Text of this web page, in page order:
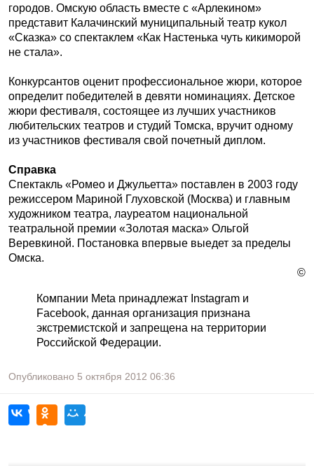
городов. Омскую область вместе с «Арлекином»
представит Калачинский муниципальный театр кукол
«Сказка» со спектаклем «Как Настенька чуть кикиморой
не стала».
Конкурсантов оценит профессиональное жюри, которое
определит победителей в девяти номинациях. Детское
жюри фестиваля, состоящее из лучших участников
любительских театров и студий Томска, вручит одному
из участников фестиваля свой почетный диплом.
Справка
Спектакль «Ромео и Джульетта» поставлен в 2003 году
режиссером Мариной Глуховской (Москва) и главным
художником театра, лауреатом национальной
театральной премии «Золотая маска» Ольгой
Веревкиной. Постановка впервые выедет за пределы
Омска.
©
Компании Meta принадлежат Instagram и
Facebook, данная организация признана
экстремистской и запрещена на территории
Российской Федерации.
Опубликовано 5 октября 2012 06:36